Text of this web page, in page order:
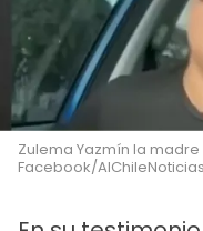
Zulema Yazmín la
Facebook/